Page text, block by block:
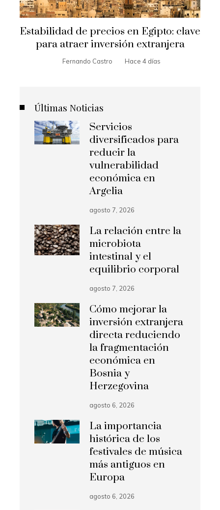
Estabilidad de precios en Egipto: clave
para atraer inversión extranjera
Fernando Castro Hace 4 días
Últimas Noticias
Servicios
diversificados para
reducir la
vulnerabilidad
económica en
Argelia
agosto 7, 2026
La relación entre la
microbiota
intestinal y el
equilibrio corporal
agosto 7, 2026
Cómo mejorar la
inversión extranjera
directa reduciendo
la fragmentación
económica en
Bosnia y
Herzegovina
agosto 6, 2026
La importancia
histórica de los
festivales de música
más antiguos en
Europa
agosto 6, 2026